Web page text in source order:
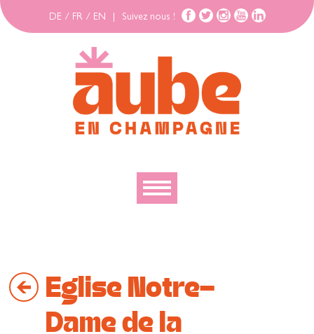
DE / FR / EN Suivez nous !
Bouger
Se loger
Eglise Notre-
Dame de la